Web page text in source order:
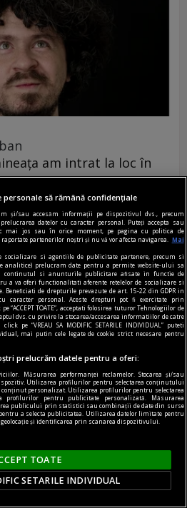
am intrat la loc în
probleme ale pielii și
și în alimentație:
indice glicemic mai scăzut
personale să rămână confidențiale
și/sau accesăm informații pe dispozitivul dvs., precum
datelor cu caracter personal. Puteți accepta sau
mai jos sau în orice moment, pe pagina cu politica de
partenerilor noștri și nu vă vor afecta navigarea.
Mai
socializare si agentiile de publicitate partenere, precum si
prelucram date pentru a permite website-ului sa
continutul si anunturile publicitare afisate in functie de
a va oferi functionalitati aferente retelelor de socializare si
de drepturile prevazute de art. 15-22 din GDPR in
caracter personal. Aceste drepturi pot fi exercitate prin
pe “ACCEPT TOATE”, acceptati folosirea tuturor Tehnologiilor de
dvs. cu privire la stocarea/accesarea informatiilor de catre
pe “VREAU SA MODIFIC SETARILE INDIVIDUAL” puteti
mai putin cele legate de cookie strict necesare pentru
prelucrăm datele pentru a oferi:
Măsurarea performanței reclamelor. Stocarea și/sau
Utilizarea profilurilor pentru selectarea conținutului
conținut personalizat. Utilizarea profilurilor pentru selectarea
profilurilor pentru publicitate personalizată. Măsurarea
publicului prin statistici sau combinații de date din surse
a selecta publicitatea. Utilizarea datelor limitate pentru
și identificarea prin scanarea dispozitivului.
TOATE
SETARILE INDIVIDUAL